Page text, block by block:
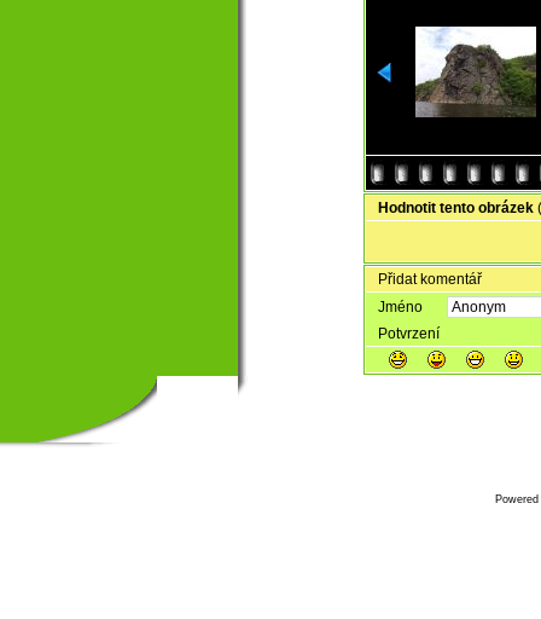
Hodnotit tento obrázek
Přidat komentář
Jméno
Potvrzení